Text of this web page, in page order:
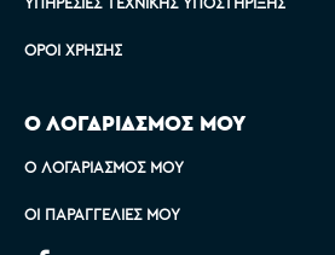
ΌΡΟΙ ΧΡΉΣΗΣ
Ο ΛΟΓΑΡΙΑΣΜΟΣ ΜΟΥ
Ο ΛΟΓΑΡΙΑΣΜΌΣ ΜΟΥ
ΟΙ ΠΑΡΑΓΓΕΛΊΕΣ ΜΟΥ